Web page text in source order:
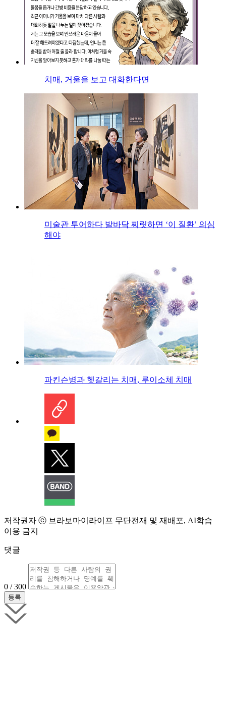
치매, 거울을 보고 대화한다면
미술관 투어하다 발바닥 찌릿하면 ‘이 질환’ 의심
해야
파킨슨병과 헷갈리는 치매, 루이소체 치매
저작권자 ⓒ 브라보마이라이프 무단전재 및 재배포, AI학습
이용 금지
댓글
0 / 300